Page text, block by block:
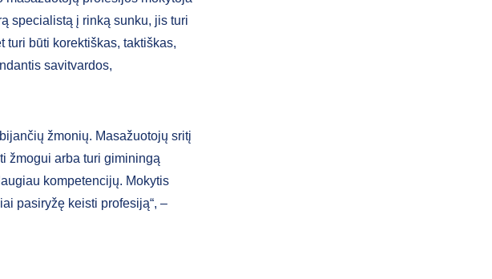
specialistą į rinką sunku, jis turi
turi būti korektiškas, taktiškas,
savitvardos,
žmonių. Masažuotojų sritį
žmogui arba turi giminingą
kompetencijų. Mokytis
pasiryžę keisti profesiją“, –